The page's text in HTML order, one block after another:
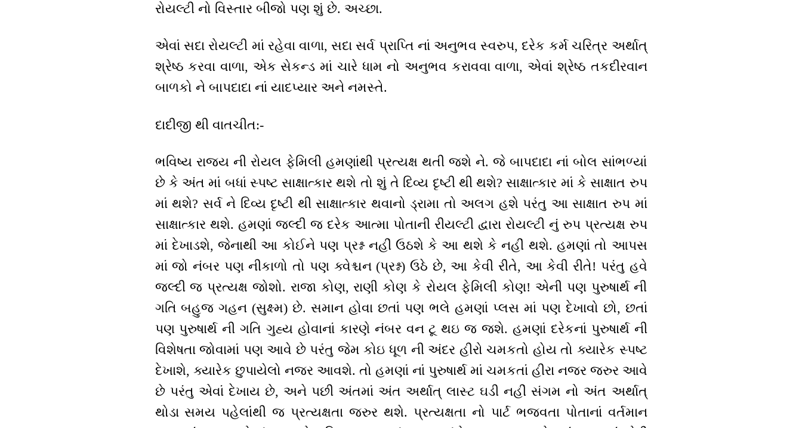
રોયલ્ટી નો વિસ્તાર બીજો પણ શું છે. અચ્છા.
એવાં સદા રોયલ્ટી માં રહેવા વાળા, સદા સર્વ પ્રાપ્તિ નાં અનુભવ સ્વરુપ, દરેક કર્મ ચરિત્ર અર્થાત્
શ્રેષ્ઠ કરવા વાળા, એક સેકન્ડ માં ચારે ધામ નો અનુભવ કરાવવા વાળા, એવાં શ્રેષ્ઠ તકદીરવાન
બાળકો ને બાપદાદા નાં યાદપ્યાર અને નમસ્તે.
દાદીજી થી વાતચીત:-
ભવિષ્ય રાજ્ય ની રોયલ ફેમિલી હમણાંથી પ્રત્યક્ષ થતી જશે ને. જે બાપદાદા નાં બોલ સાંભળ્યાં
છે કે અંત માં બધાં સ્પષ્ટ સાક્ષાત્કાર થશે તો શું તે દિવ્ય દૃષ્ટી થી થશે? સાક્ષાત્કાર માં કે સાક્ષાત રુપ
માં થશે? સર્વ ને દિવ્ય દૃષ્ટી થી સાક્ષાત્કાર થવાનો ડ્રામા તો અલગ હશે પરંતુ આ સાક્ષાત રુપ માં
સાક્ષાત્કાર થશે. હમણાં જલ્દી જ દરેક આત્મા પોતાની રીયલ્ટી દ્વારા રોયલ્ટી નું રુપ પ્રત્યક્ષ રુપ
માં દેખાડશે, જેનાથી આ કોઈને પણ પ્રશ્ન નહીં ઉઠશે કે આ થશે કે નહીં થશે. હમણાં તો આપસ
માં જો નંબર પણ નીકાળો તો પણ ક્વેશ્ચન (પ્રશ્ન) ઉઠે છે, આ કેવી રીતે, આ કેવી રીતે! પરંતુ હવે
જલ્દી જ પ્રત્યક્ષ જોશો. રાજા કોણ, રાણી કોણ કે રોયલ ફેમિલી કોણ! એની પણ પુરુષાર્થ ની
ગતિ બહુજ ગહન (સુક્ષ્મ) છે. સમાન હોવા છતાં પણ ભલે હમણાં પ્લસ માં પણ દેખાવો છો, છતાં
પણ પુરુષાર્થ ની ગતિ ગુહ્ય હોવાનાં કારણે નંબર વન ટૂ થઇ જ જશે. હમણાં દરેકનાં પુરુષાર્થ ની
વિશેષતા જોવામાં પણ આવે છે પરંતુ જેમ કોઇ ધૂળ ની અંદર હીરો ચમકતો હોય તો ક્યારેક સ્પષ્ટ
દેખાશે, ક્યારેક છુપાયેલો નજર આવશે. તો હમણાં નાં પુરુષાર્થ માં ચમકતાં હીરા નજર જરુર આવે
છે પરંતુ એવાં દેખાય છે, અને પછી અંતમાં અંત અર્થાત્ લાસ્ટ ઘડી નહીં સંગમ નો અંત અર્થાત્
થોડા સમય પહેલાંંથી જ પ્રત્યક્ષતા જરુર થશે. પ્રત્યક્ષતા નો પાર્ટ ભજવતા પોતાનાં વર્તમાન